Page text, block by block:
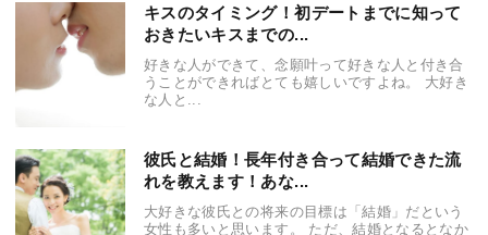
キスのタイミング！初デートまでに知って
おきたいキスまでの...
好きな人ができて、念願叶って好きな人と付き合
うことができればとても嬉しいですよね。 大好き
な人と...
彼氏と結婚！長年付き合って結婚できた流
れを教えます！あな...
大好きな彼氏との将来の目標は「結婚」だという
女性も多いと思います。 ただ、結婚となるとなか